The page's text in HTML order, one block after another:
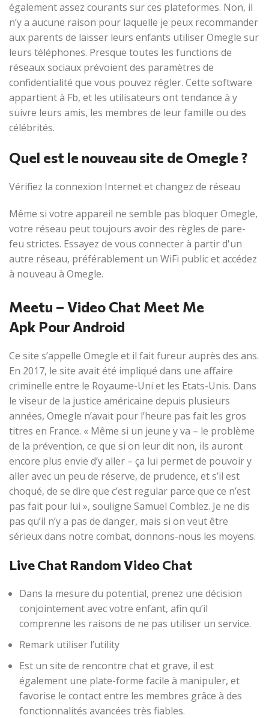
également assez courants sur ces plateformes. Non, il
n’y a aucune raison pour laquelle je peux recommander
aux parents de laisser leurs enfants utiliser Omegle sur
leurs téléphones. Presque toutes les functions de
réseaux sociaux prévoient des paramètres de
confidentialité que vous pouvez régler. Cette software
appartient à Fb, et les utilisateurs ont tendance à y
suivre leurs amis, les membres de leur famille ou des
célébrités.
Quel est le nouveau site de Omegle ?
Vérifiez la connexion Internet et changez de réseau
Même si votre appareil ne semble pas bloquer Omegle,
votre réseau peut toujours avoir des règles de pare-
feu strictes. Essayez de vous connecter à partir d'un
autre réseau, préférablement un WiFi public et accédez
à nouveau à Omegle.
Meetu – Video Chat Meet Me
Apk Pour Android
Ce site s’appelle Omegle et il fait fureur auprès des ans.
En 2017, le site avait été impliqué dans une affaire
criminelle entre le Royaume-Uni et les Etats-Unis. Dans
le viseur de la justice américaine depuis plusieurs
années, Omegle n’avait pour l’heure pas fait les gros
titres en France. « Même si un jeune y va – le problème
de la prévention, ce que si on leur dit non, ils auront
encore plus envie d’y aller – ça lui permet de pouvoir y
aller avec un peu de réserve, de prudence, et s’il est
choqué, de se dire que c’est regular parce que ce n’est
pas fait pour lui », souligne Samuel Comblez. Je ne dis
pas qu’il n’y a pas de danger, mais si on veut être
sérieux dans notre combat, donnons-nous les moyens.
Live Chat Random Video Chat
Dans la mesure du potential, prenez une décision
conjointement avec votre enfant, afin qu’il
comprenne les raisons de ne pas utiliser un service.
Remark utiliser l’utility
Est un site de rencontre chat et grave, il est
également une plate-forme facile à manipuler, et
favorise le contact entre les membres grâce à des
fonctionnalités avancées très fiables.